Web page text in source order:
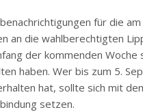
für die
an die wahlberechtigten
der kommenden
haben. Wer bis zum 5.
hat, sollte sich mit
setzen.